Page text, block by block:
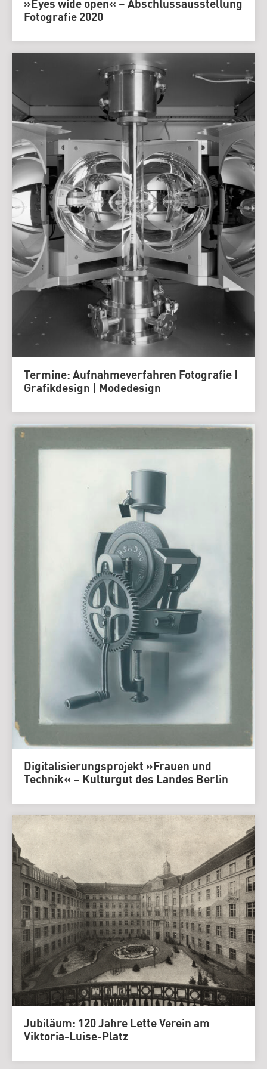
»Eyes wide open« – Abschlussausstellung
Fotografie 2020
Termine: Aufnahmeverfahren Fotografie |
Grafikdesign | Modedesign
Digitalisierungsprojekt »Frauen und
Technik« – Kulturgut des Landes Berlin
Jubiläum: 120 Jahre Lette Verein am
Viktoria-Luise-Platz